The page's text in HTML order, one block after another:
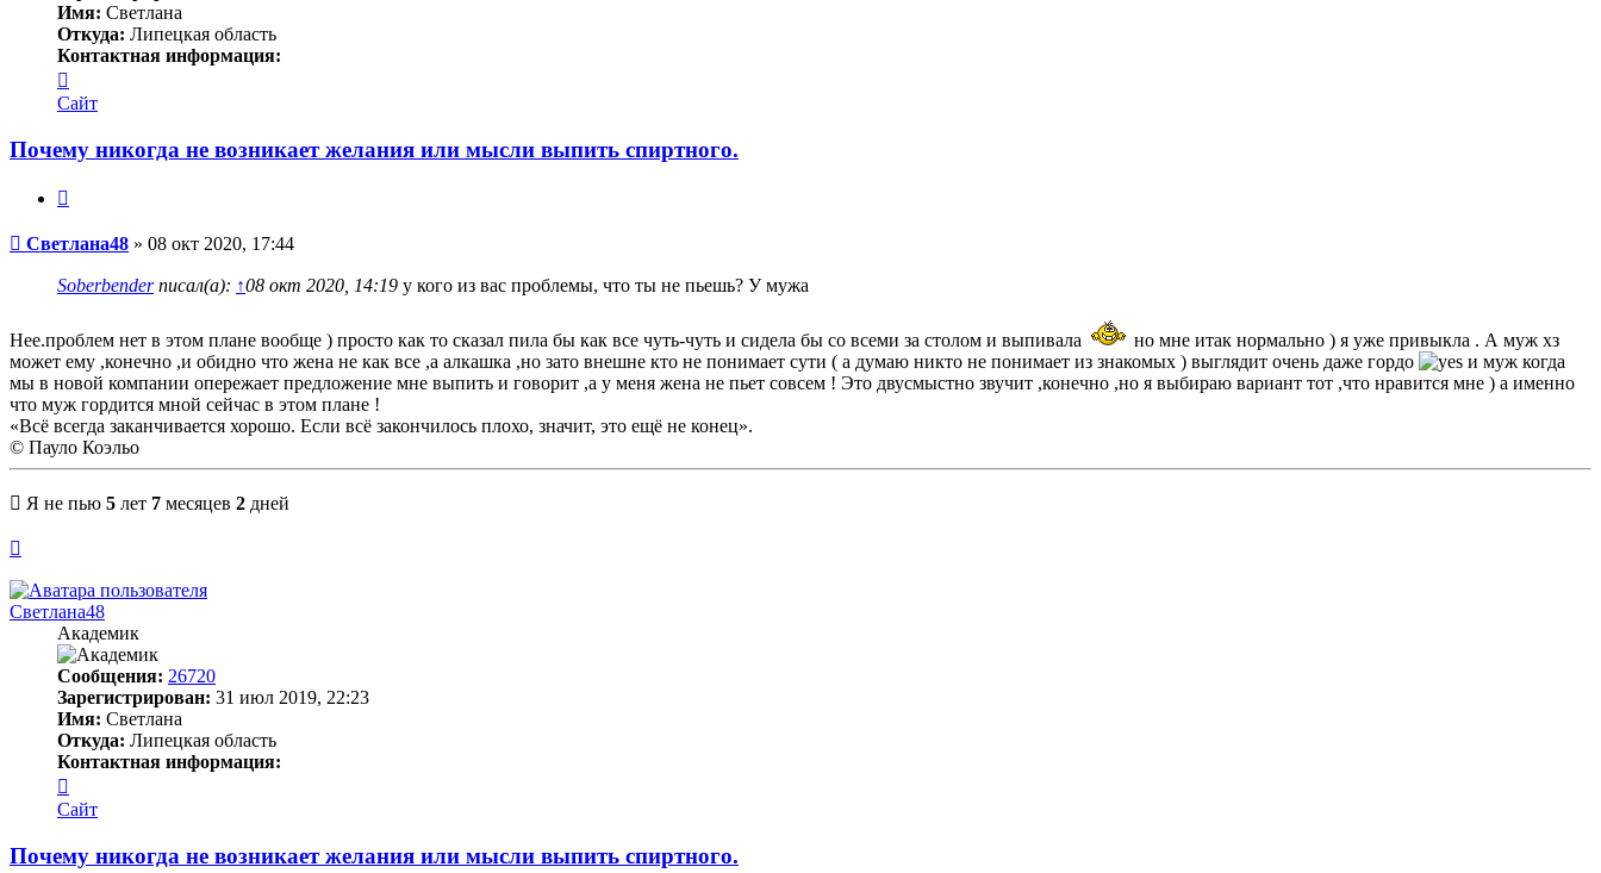
Имя: Светлана
Откуда: Липецкая область
Контактная информация:
информация
пользователя
Сайт
Почему никогда не возникает желания или мысли выпить спиртного.
Сообщение
Светлана48 » 08 окт 2020, 17:44
Soberbenderписал(а): ↑08 окт 2020, 14:19 у кого из вас проблемы, что ты не пьешь? У мужа
Нее.проблем нет в этом плане вообще ) просто как то сказал пила бы как все чуть-чуть и сидела бы со всеми за столом и выпивала
но мне итак нормально ) я уже привыкла . А муж хз
может ему ,конечно ,и обидно что жена не как все ,а алкашка ,но зато внешне кто не понимает сути ( а думаю никто не понимает из знакомых ) выглядит очень даже гордо
и муж когда
мы в новой компании опережает предложение мне выпить и говорит ,а у меня жена не пьет совсем ! Это двусмыстно звучит ,конечно ,но я выбираю вариант тот ,что нравится мне ) а именно
что муж гордится мной сейчас в этом плане !
«Всё всегда заканчивается хорошо. Если всё закончилось плохо, значит, это ещё не конец».
© Пауло Коэльо
Я не пью 5 лет 7 месяцев 2 дней
началу
Светлана48
Академик
Сообщения: 26720
Зарегистрирован: 31 июл 2019, 22:23
Имя: Светлана
Откуда: Липецкая область
Контактная информация:
информация
пользователя
Сайт
Почему никогда не возникает желания или мысли выпить спиртного.